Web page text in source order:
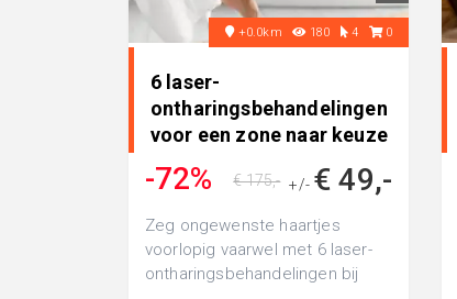
+0.0km 180 4 0
6 laser-
ontharingsbehandelingen
voor een zone naar keuze
-72% +/- € 49,-
€ 175,-
Zeg ongewenste haartjes
voorlopig vaarwel met 6 laser-
ontharingsbehandelingen bij